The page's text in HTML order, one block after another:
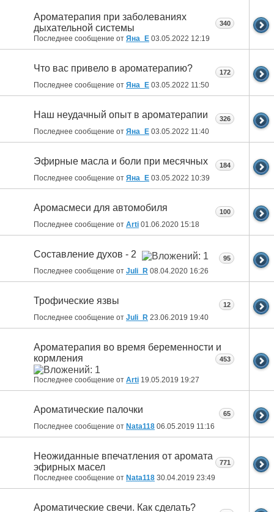
Ароматерапия при заболеваниях
дыхательной системы
Последнее сообщение от Яна_Е 03.05.2022 12:19
340
Что вас привело в ароматерапию?
Последнее сообщение от Яна_Е 03.05.2022 11:50
172
Наш неудачный опыт в ароматерапии
Последнее сообщение от Яна_Е 03.05.2022 11:40
326
Эфирные масла и боли при месячных
Последнее сообщение от Яна_Е 03.05.2022 10:39
184
Аромасмеси для автомобиля
Последнее сообщение от Arti 01.06.2020 15:18
100
Составление духов - 2
Последнее сообщение от Juli_R 08.04.2020 16:26
95
Трофические язвы
Последнее сообщение от Juli_R 23.06.2019 19:40
12
Ароматерапия во время беременности и
кормления
Последнее сообщение от Arti 19.05.2019 19:27
453
Ароматические палочки
Последнее сообщение от Nata118 06.05.2019 11:16
65
Неожиданные впечатления от аромата
эфирных масел
Последнее сообщение от Nata118 30.04.2019 23:49
771
Ароматические свечи. Как сделать?